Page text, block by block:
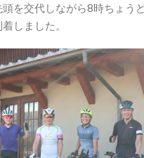
を交代しながら8時ちょう
しました。